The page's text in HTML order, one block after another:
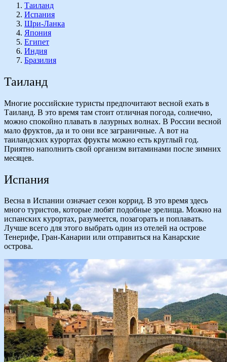
Таиланд
Испания
Шри-Ланка
Япония
Египет
Индия
Бразилия
Таиланд
Многие российские туристы предпочитают весной ехать в
Таиланд. В это время там стоит отличная погода, солнечно,
можно спокойно плавать в лазурных волнах. В России весной
мало фруктов, да и то они все заграничные. А вот на
таиландских курортах фрукты можно есть круглый год.
Приятно наполнить свой организм витаминами после зимних
месяцев.
Испания
Весна в Испании означает сезон коррид. В это время здесь
много туристов, которые любят подобные зрелища. Можно на
испанских курортах, разумеется, позагорать и поплавать.
Лучше всего для этого выбрать один из отелей на острове
Тенерифе, Гран-Канарии или отправиться на Канарские
острова.